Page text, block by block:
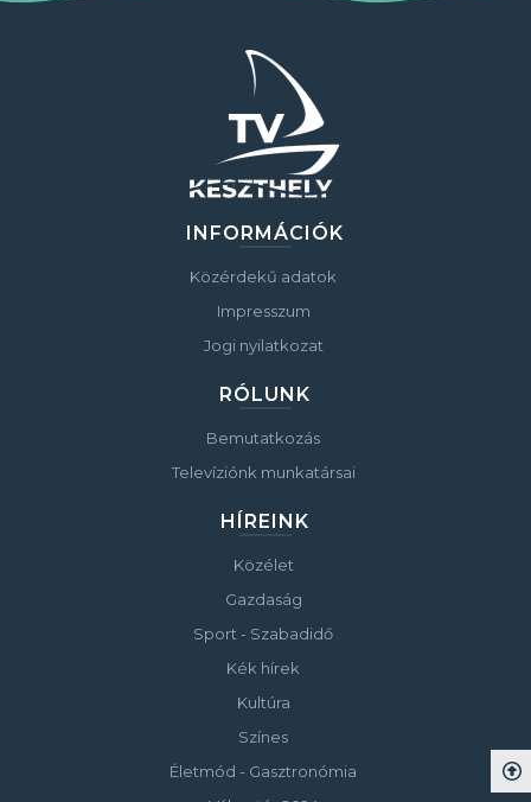
INFORMÁCIÓK
Közérdekű adatok
Impresszum
Jogi nyilatkozat
RÓLUNK
Bemutatkozás
Televíziónk munkatársai
HÍREINK
Közélet
Gazdaság
Sport - Szabadidő
Kék hírek
Kultúra
Színes
Életmód - Gasztronómia